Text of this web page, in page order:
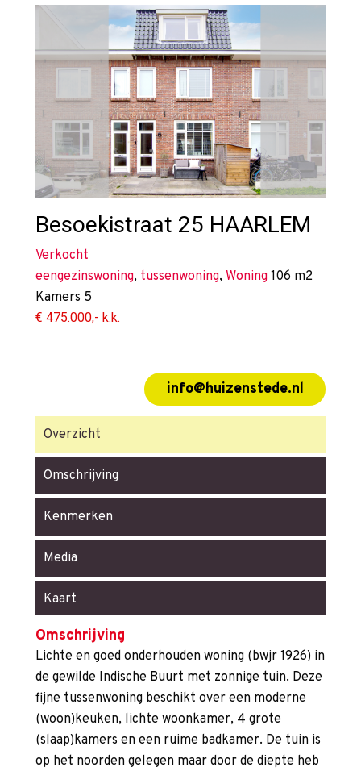
Besoekistraat 25 HAARLEM
Verkocht
eengezinswoning, tussenwoning, Woning 106 m2
Kamers 5
€ 475.000,- k.k.
info@huizenstede.nl
Overzicht
Omschrijving
Kenmerken
Media
Kaart
Omschrijving
Lichte en goed onderhouden woning (bwjr 1926) in
de gewilde Indische Buurt met zonnige tuin. Deze
fijne tussenwoning beschikt over een moderne
(woon)keuken, lichte woonkamer, 4 grote
(slaap)kamers en een ruime badkamer. De tuin is
op het noorden gelegen maar door de diepte heb